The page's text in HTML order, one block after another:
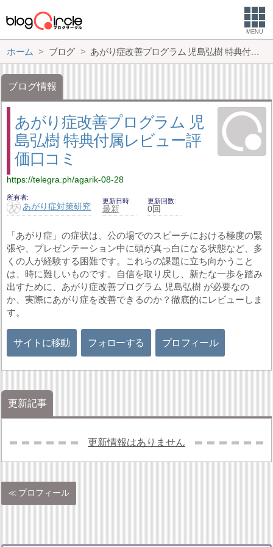
MENU
ホーム ブログ あがり症改善プログラム 児島弘樹 特典付属レビュー評価口コミ
ブログ情報
あがり症改善プログラム 児
島弘樹 特典付属レビュー評
価口コミ
https://telegra.ph/agarik-08-28
所有者
あがり症対策研究
更新日時
最新
更新回数
0回
「あがり症」の症状は、公の場でのスピーチにおける極度の緊
張や、プレゼンテーション中に頭が真っ白になる状態など、多
くの人が経験する困難です。これらの課題に立ち向かうこと
は、時に難しいものです。自信を取り戻し、新たな一歩を踏み
出すために、あがり症改善プログラム 児島弘樹 が必要なの
か、実際にあがり症を改善できるのか？徹底的にレビューしま
す。
サイトに移動 フォローする プロフィール
更新記事
更新情報はありません
プロフィール